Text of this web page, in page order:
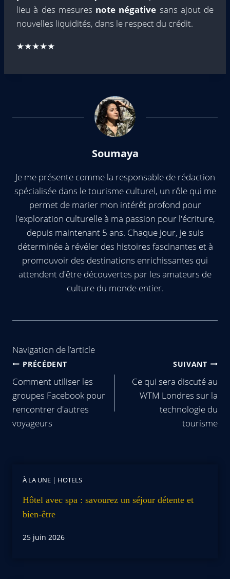
lieu à des mesures note négative sans ajout de
nouvelles liquidités, dans le respect du crédit.
★★★★★
Soumaya
Je me présente comme la responsable de rédaction
spécialisée dans le tourisme culturel, un rôle qui me
permet de marier mon intérêt profond pour
l'exploration culturelle à ma passion pour l'écriture,
depuis maintenant 5 ans. Chaque jour, je suis
déterminée à révéler des histoires fascinantes et à
promouvoir des destinations enrichissantes qui
attendent d'être découvertes par les amateurs de
culture du monde entier.
Navigation de l’article
PRÉCÉDENT
Comment utiliser les
groupes Facebook pour
rencontrer d'autres
voyageurs
SUIVANT
Ce qui sera discuté au
WTM Londres sur la
technologie du
tourisme
À LA UNE | HOTELS
Hôtel avec spa : savourez un séjour détente et
bien-être
25 juin 2026